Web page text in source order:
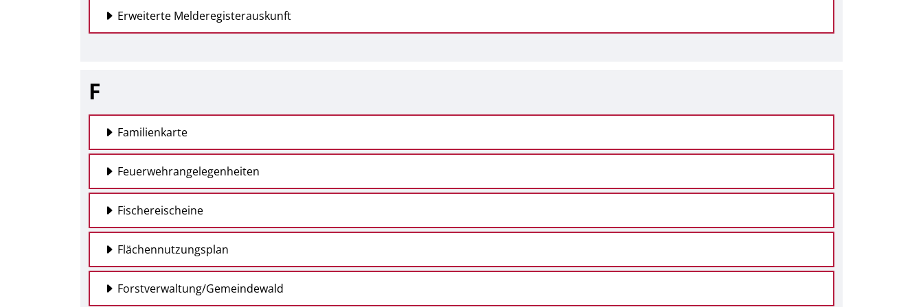
Erweiterte Melderegisterauskunft
F
Familienkarte
Feuerwehrangelegenheiten
Fischereischeine
Flächennutzungsplan
Forstverwaltung/Gemeindewald